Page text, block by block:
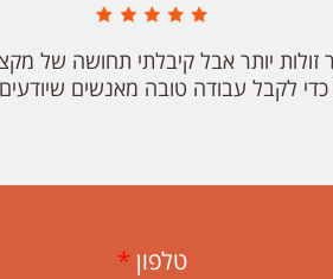
יותר אבל קיבלתי תחושה של
לקבל עבודה טובה מאנשים
טלפון *